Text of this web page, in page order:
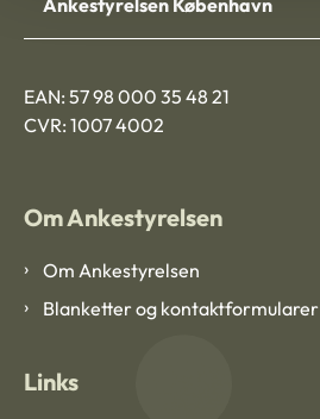
EAN: 57 98 000 35 48 21
CVR: 1007 4002
Om Ankestyrelsen
Om Ankestyrelsen
Blanketter og kontaktformularer
Links